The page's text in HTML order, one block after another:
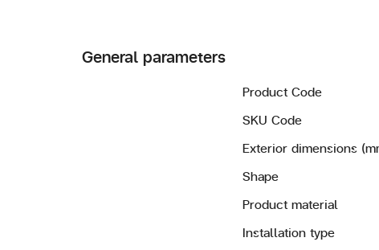
General parameters
Product Code
SKU Code
Exterior dimensions
Shape
Product material
Installation type